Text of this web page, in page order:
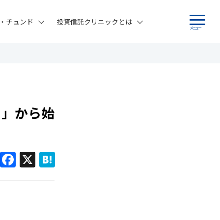
メニュー
チュンド 投資信託クリニックとは
から始
F X